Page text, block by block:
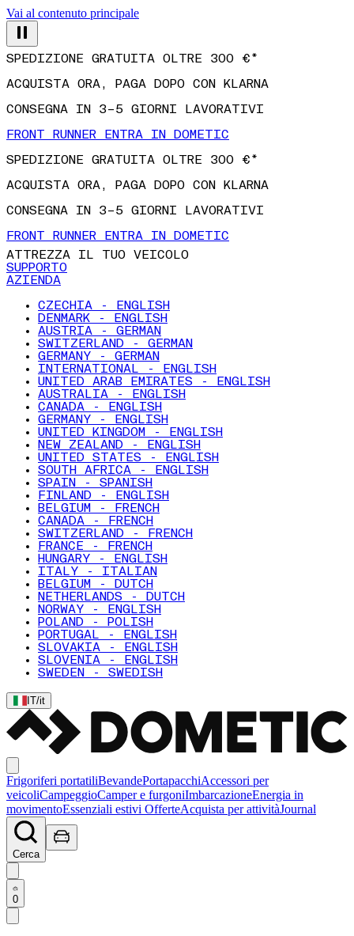
Vai al contenuto principale
SPEDIZIONE GRATUITA OLTRE 300 €*
ACQUISTA ORA, PAGA DOPO CON KLARNA
CONSEGNA IN 3–5 GIORNI LAVORATIVI
FRONT RUNNER ENTRA IN DOMETIC
SPEDIZIONE GRATUITA OLTRE 300 €*
ACQUISTA ORA, PAGA DOPO CON KLARNA
CONSEGNA IN 3–5 GIORNI LAVORATIVI
FRONT RUNNER ENTRA IN DOMETIC
ATTREZZA IL TUO VEICOLO
SUPPORTO
AZIENDA
CZECHIA - ENGLISH
DENMARK - ENGLISH
AUSTRIA - GERMAN
SWITZERLAND - GERMAN
GERMANY - GERMAN
INTERNATIONAL - ENGLISH
UNITED ARAB EMIRATES - ENGLISH
AUSTRALIA - ENGLISH
CANADA - ENGLISH
GERMANY - ENGLISH
UNITED KINGDOM - ENGLISH
NEW ZEALAND - ENGLISH
UNITED STATES - ENGLISH
SOUTH AFRICA - ENGLISH
SPAIN - SPANISH
FINLAND - ENGLISH
BELGIUM - FRENCH
CANADA - FRENCH
SWITZERLAND - FRENCH
FRANCE - FRENCH
HUNGARY - ENGLISH
ITALY - ITALIAN
BELGIUM - DUTCH
NETHERLANDS - DUTCH
NORWAY - ENGLISH
POLAND - POLISH
PORTUGAL - ENGLISH
SLOVAKIA - ENGLISH
SLOVENIA - ENGLISH
SWEDEN - SWEDISH
IT/it
Frigoriferi portatiliBevandePortapacchiAccessori per
veicoliCampeggioCamper e furgoniImbarcazioneEnergia in
movimentoEssenziali estivi OfferteAcquista per attivitàJournal
Cerca
0